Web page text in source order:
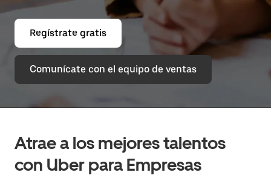
Regístrate gratis
Comunícate con el equipo de ventas
Atrae a los mejores talentos
con Uber para Empresas